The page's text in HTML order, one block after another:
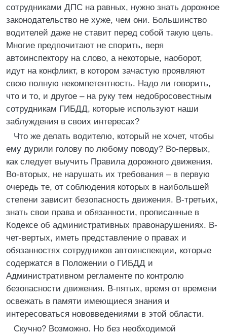
сотрудниками ДПС на равных, нужно знать дорожное
законодательство не хуже, чем они. Большинство
водителей даже не ставит перед собой такую цель.
Многие предпочитают не спорить, веря
автоинспектору на слово, а некоторые, наоборот,
идут на конфликт, в котором зачастую проявляют
свою полную некомпетентность. Надо ли говорить,
что и то, и другое – на руку тем недобросовестным
сотрудникам ГИБДД, которые используют наши
заблуждения в своих интересах?
Что же делать водителю, который не хочет, чтобы
ему дурили голову по любому поводу? Во-первых,
как следует выучить Правила дорожного движения.
Во-вторых, не нарушать их требования – в первую
очередь те, от соблюдения которых в наибольшей
степени зависит безопасность движения. В-третьих,
знать свои права и обязанности, прописанные в
Кодексе об административных правонарушениях. В-
чет-вертых, иметь представление о правах и
обязанностях сотрудников автоинспекции, которые
содержатся в Положении о ГИБДД и
Административном регламенте по контролю
безопасности движения. В-пятых, время от времени
освежать в памяти имеющиеся знания и
интересоваться нововведениями в этой области.
Скучно? Возможно. Но без необходимой